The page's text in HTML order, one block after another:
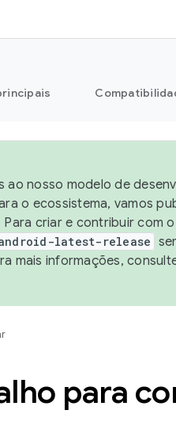
ao nosso modelo de
o ecossistema, vamos
criar e contribuir com o
latest-release
mais informações,
para